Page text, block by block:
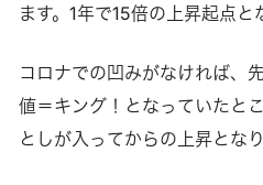
ます。1年で15倍の上昇起点と
コロナでの凹みがなければ、
値＝キング！となっていたと
としが入ってからの上昇となり